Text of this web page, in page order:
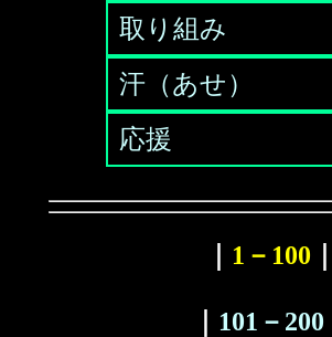
取り組み
汗（あせ）
応援
1－100
101－200